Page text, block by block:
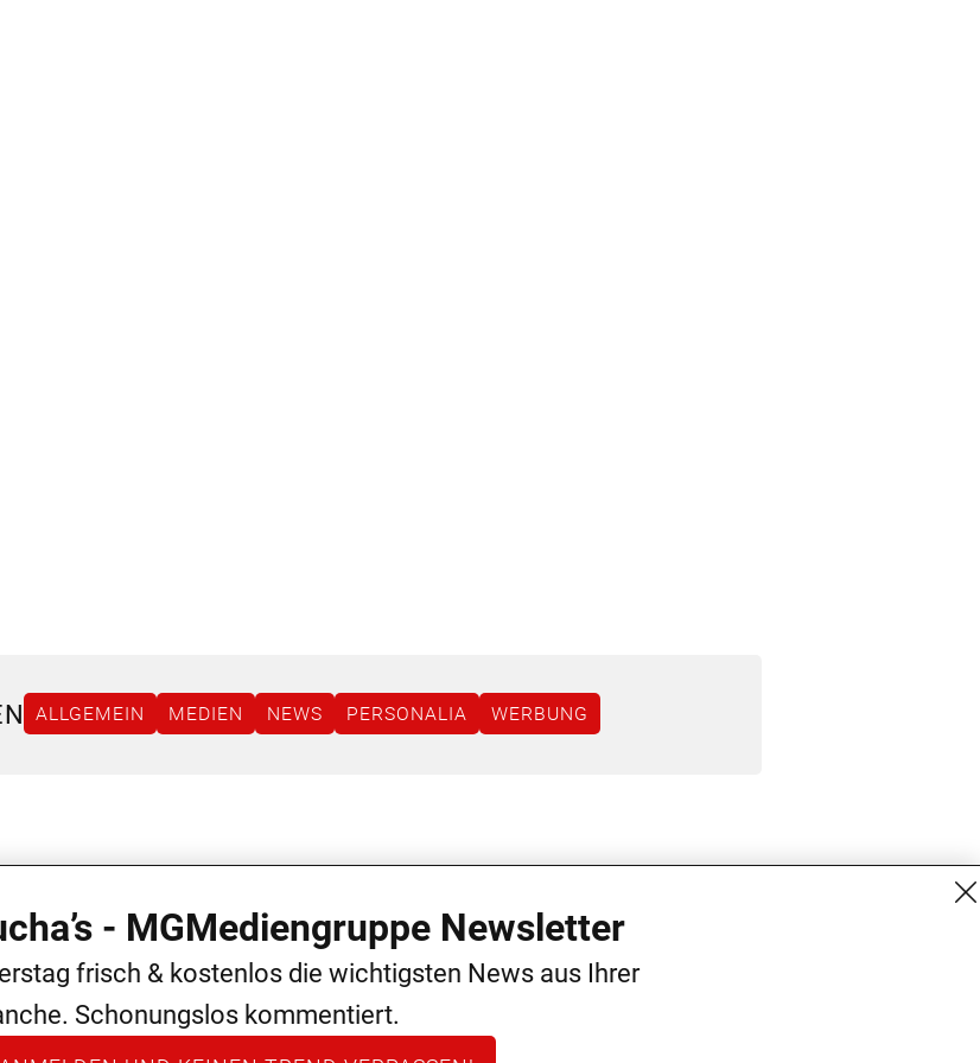
ALLGEMEIN MEDIEN NEWS PERSONALIA WERBUNG
Burgring 1/7
- MGMediengruppe Newsletter
frisch & kostenlos die wichtigsten News aus Ihrer
Schonungslos kommentiert.